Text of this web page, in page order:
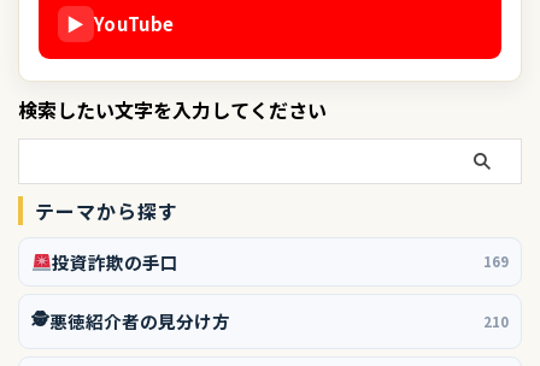
▶ YouTube
検索したい文字を入力してください
テーマから探す
投資詐欺の手口 169
🕵️悪徳紹介者の見分け方 210